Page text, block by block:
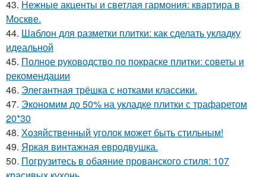
43. Нежные акценты и светлая гармония: квартира в
Москве.
44. Шаблон для разметки плитки: как сделать укладку
идеальной
45. Полное руководство по покраске плитки: советы и
рекомендации
46. Элегантная трёшка с нотками классики.
47. Экономим до 50% на укладке плитки с трафаретом
20*30
48. Хозяйственный уголок может быть стильным!
49. Яркая винтажная евродвушка.
50. Погрузитесь в обаяние прованского стиля: 107